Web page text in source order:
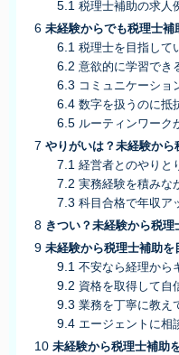
税理士補助の求人
未経験からでも税理士
税理士を目指して
意欲的に学習でき
コミュニケーショ
数字を扱うのに抵
ルーティンワーク
やりがいは？未経験から
経営者とのやりと
実務経験を積みな
科目合格で年収ア
きつい？未経験から税
未経験から税理士補助を
不安なら経理から
資格を取得して自
業務を丁寧に教え
エージェントに相
未経験から税理士補助